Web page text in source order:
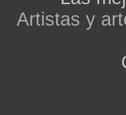
Artistas y